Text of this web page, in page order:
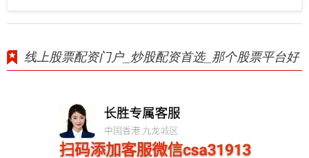
线上股票配资门户_炒股配资首选_那个股票平台好